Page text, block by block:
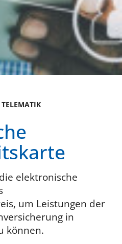
elektronische
um Leistungen der
in
können.